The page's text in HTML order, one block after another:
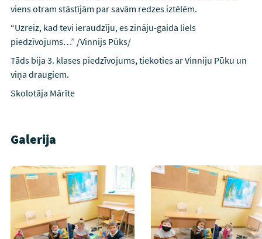
viens otram stāstījām par savām redzes iztēlēm.
“Uzreiz, kad tevi ieraudzīju, es zināju-gaida liels
piedzīvojums…” /Vinnijs Pūks/
Tāds bija 3. klases piedzīvojums, tiekoties ar Vinniju Pūku un
viņa draugiem.
Skolotāja Mārīte
Galerija